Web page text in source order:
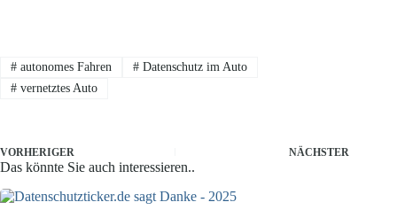
#autonomes Fahren #Datenschutz im Auto
#vernetztes Auto
VORHERIGER NÄCHSTER
Das könnte Sie auch interessieren..